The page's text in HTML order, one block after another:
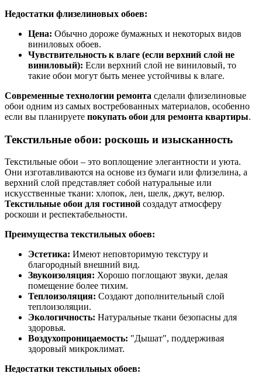
Недостатки флизелиновых обоев:
Цена: Обычно дороже бумажных и некоторых видов
виниловых обоев.
Чувствительность к влаге (если верхний слой не
виниловый): Если верхний слой не виниловый, то
такие обои могут быть менее устойчивы к влаге.
Современные технологии ремонта сделали флизелиновые
обои одним из самых востребованных материалов, особенно
если вы планируете покупать обои для ремонта квартиры.
Текстильные обои: роскошь и изысканность
Текстильные обои – это воплощение элегантности и уюта.
Они изготавливаются на основе из бумаги или флизелина, а
верхний слой представляет собой натуральные или
искусственные ткани: хлопок, лен, шелк, джут, велюр.
Текстильные обои для гостиной создадут атмосферу
роскоши и респектабельности.
Преимущества текстильных обоев:
Эстетика: Имеют неповторимую текстуру и
благородный внешний вид.
Звукоизоляция: Хорошо поглощают звуки, делая
помещение более тихим.
Теплоизоляция: Создают дополнительный слой
теплоизоляции.
Экологичность: Натуральные ткани безопасны для
здоровья.
Воздухопроницаемость: "Дышат", поддерживая
здоровый микроклимат.
Недостатки текстильных обоев: